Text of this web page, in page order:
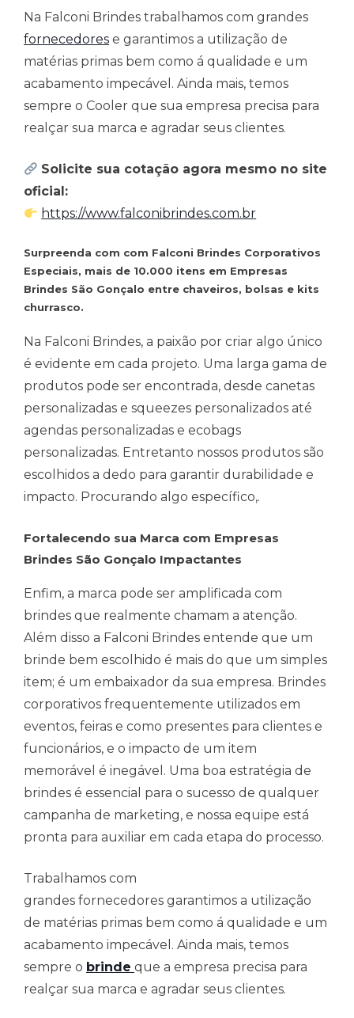
Na Falconi Brindes trabalhamos com grandes
fornecedores e garantimos a utilização de
matérias primas bem como á qualidade e um
acabamento impecável. Ainda mais, temos
sempre o Cooler que sua empresa precisa para
realçar sua marca e agradar seus clientes.
Solicite sua cotação agora mesmo no site
oficial:
https://www.falconibrindes.com.br
Surpreenda com com Falconi Brindes Corporativos
Especiais, mais de 10.000 itens em Empresas
Brindes São Gonçalo entre chaveiros, bolsas e kits
churrasco.
Na Falconi Brindes, a paixão por criar algo único
é evidente em cada projeto. Uma larga gama de
produtos pode ser encontrada, desde canetas
personalizadas e squeezes personalizados até
agendas personalizadas e ecobags
personalizadas. Entretanto nossos produtos são
escolhidos a dedo para garantir durabilidade e
impacto. Procurando algo específico,.
Fortalecendo sua Marca com Empresas
Brindes São Gonçalo Impactantes
Enfim, a marca pode ser amplificada com
brindes que realmente chamam a atenção.
Além disso a Falconi Brindes entende que um
brinde bem escolhido é mais do que um simples
item; é um embaixador da sua empresa. Brindes
corporativos frequentemente utilizados em
eventos, feiras e como presentes para clientes e
funcionários, e o impacto de um item
memorável é inegável. Uma boa estratégia de
brindes é essencial para o sucesso de qualquer
campanha de marketing, e nossa equipe está
pronta para auxiliar em cada etapa do processo.
Trabalhamos com
grandes fornecedores garantimos a utilização
de matérias primas bem como á qualidade e um
acabamento impecável. Ainda mais, temos
sempre o brinde que a empresa precisa para
realçar sua marca e agradar seus clientes.